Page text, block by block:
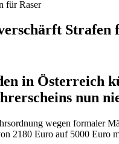
für Raser
Strafen
in Österreich
nun
wegen formaler
2180 Euro auf 5000 Euro